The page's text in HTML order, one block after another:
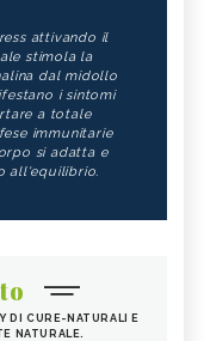
attivando il
stimola la
dal midollo
i sintomi
a totale
immunitarie
si adatta e
all'equilibrio.
DI CURE-NATURALI E
NATURALE.